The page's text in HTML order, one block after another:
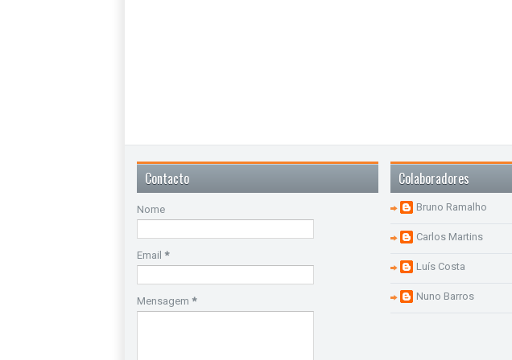
Contacto
Nome
Email *
Mensagem *
Colaboradores
Bruno Ramalho
Carlos Martins
Luís Costa
Nuno Barros